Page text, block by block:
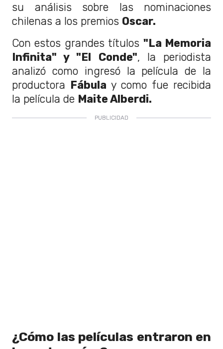
su análisis sobre las nominaciones
chilenas a los premios Oscar.
Con estos grandes títulos "La Memoria
Infinita" y "El Conde", la periodista
analizó como ingresó la película de la
productora Fábula y como fue recibida
la película de Maite Alberdi.
¿Cómo las películas entraron en